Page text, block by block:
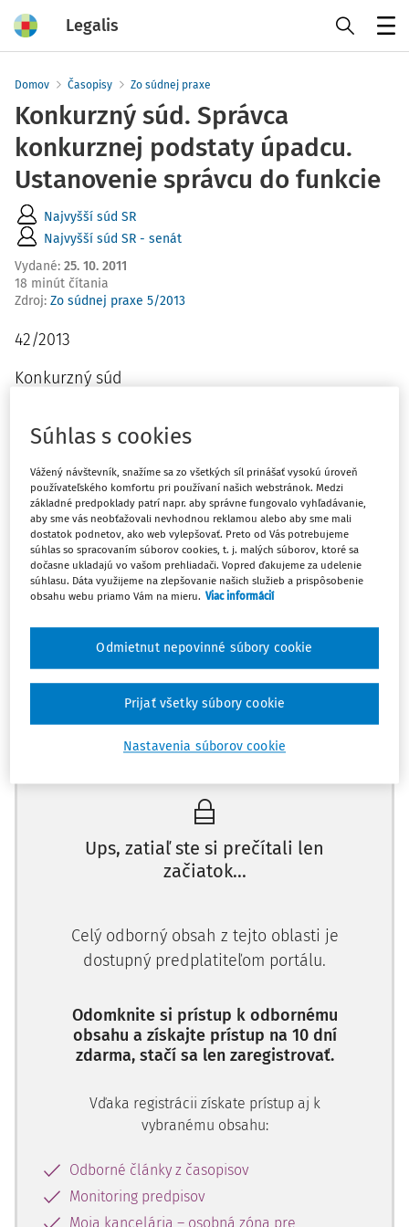
Legalis
Domov Časopisy Zo súdnej praxe
Konkurzný súd. Správca
konkurznej podstaty úpadcu.
Ustanovenie správcu do funkcie
Najvyšší súd SR
Najvyšší súd SR - senát
Vydané: 25. 10. 2011
18 minút čítania
Zdroj: Zo súdnej praxe 5/2013
42/2013
Konkurzný súd
§ 8 ods. 5 zákona č. 328/1991 Zb. o konkurze a vyrovnaní
§ 9 ods. 2 zákona č. 371/2004 Z.z. o sídlach a obvodoch
súdov SR
§ 45 zákona č. 8/2005 Z.z. o správcoch
I. Správca konkurznej podstaty úpadcu, ktorý zverené
finančné prostriedky získané počas konkurzu vložil, bez
súhlasu súdu a konkurzných veriteľov, do nebankovej
spoločnosti, ktorá ich na účet úpadcu nevrátila a stali sa
nedostupnými, čím došlo k spôsobeniu škody veriteľom a k
výkone funkcie s odbornou starostlivosťou a naplnil pojem
dôležitého dôvodu na jeho odvolanie z funkcie.
II. Konkurzný súd, v konaní podľa zákona č. 328/1991 Zb. o
konkurze a vyrovnaní, musí ustanoviť do funkcie iba
správcoch.
Novoustanovený správca v konaní podľa zákona č.
328/1991 Zb. nemôže odmietnuť výkon správcovskej
zákona č. 7/2005 Z.z. o konkurze a reštrukturalizácie.
Krajský súd v. B. B. uznesením z 25. augusta 2011, č. k.: 39 K
7/2003-Že-604 zbavil JUDr. I. B. funkcie správcu konkurznej
podstaty úpadcu M PSV, a.s. "v konkurze, B. B. (ďalej
Máte predplatné?
Ups, zatiaľ ste si prečítali len
začiatok...
Celý odborný obsah z tejto oblasti je
dostupný predplatiteľom portálu.
Odomknite si prístup k odbornému
obsahu a získajte prístup na 10 dní
zdarma, stačí sa len zaregistrovať.
Vďaka registrácii získate prístup aj k
vybranému obsahu:
Odborné články z časopisov
Monitoring predpisov
Moja kancelária – osobná zóna pre
Súhlas s cookies
Vážený návštevník, snažíme sa zo všetkých síl prinášať vysokú úroveň
používateľského komfortu pri používaní našich webstránok. Medzi
základné predpoklady patrí napr. aby správne fungovalo vyhľadávanie,
aby sme vás neobťažovali nevhodnou reklamou alebo aby sme mali
dostatok podnetov, ako web vylepšovať. Preto od Vás potrebujeme
súhlas so spracovaním súborov cookies, t. j. malých súborov, ktoré sa
dočasne ukladajú vo vašom prehliadači. Vopred ďakujeme za udelenie
súhlasu. Dáta využijeme na zlepšovanie našich služieb a prispôsobenie
obsahu webu priamo Vám na mieru. Viac informácií
Nastavenia súborov cookie
Odmietnut nepovinné súbory cookie
Prijať všetky súbory cookie